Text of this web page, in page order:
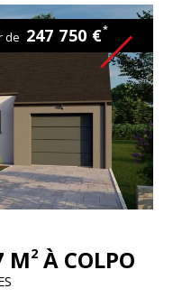
M2 À COLPO
de 247 750 €*